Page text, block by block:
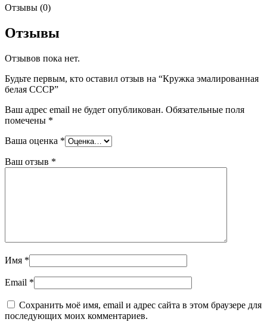
Отзывы (0)
Отзывы
Отзывов пока нет.
Будьте первым, кто оставил отзыв на “Кружка эмалированная
белая СССР”
Ваш адрес email не будет опубликован. Обязательные поля
помечены *
Ваша оценка *
Ваш отзыв *
Имя *
Email *
Сохранить моё имя, email и адрес сайта в этом браузере для
последующих моих комментариев.